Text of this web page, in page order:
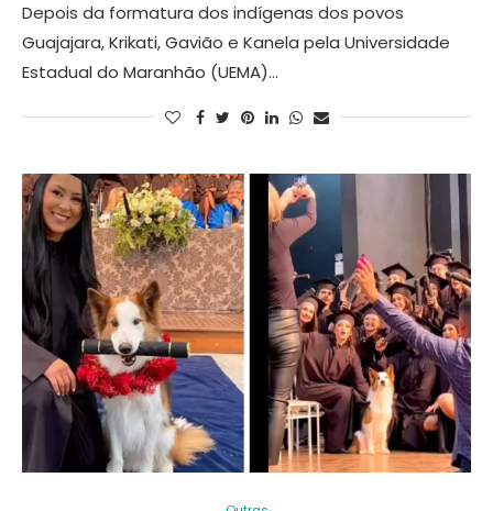
Depois da formatura dos indígenas dos povos
Guajajara, Krikati, Gavião e Kanela pela Universidade
Estadual do Maranhão (UEMA)…